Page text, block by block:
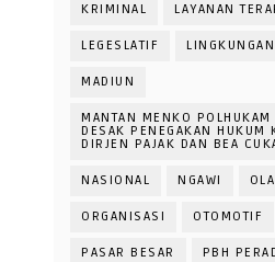
KRIMINAL LAYANAN
LEGESLATIF
MADIUN
MANTAN MENKO POLHUKAM
DESAK PENEGAKAN HUKUM
DIRJEN PAJAK DAN BEA
NASIONAL NGAWI
ORGANISASI OTOMOTIF
PASAR BESAR PBH